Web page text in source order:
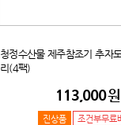
청정수산물 제주참조기 추자
리(4팩)
113,000원
진상품 조건부무료